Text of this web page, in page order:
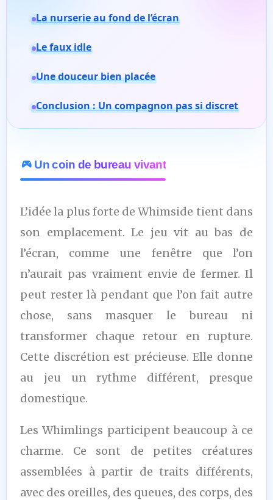
La nurserie au fond de l’écran
Le faux idle
Une douceur bien placée
Conclusion : Un compagnon pas si discret
Un coin de bureau vivant
L’idée la plus forte de Whimside tient dans
son emplacement. Le jeu vit au bas de
l’écran, comme une fenêtre que l’on
n’aurait pas vraiment envie de fermer. Il
peut rester là pendant que l’on fait autre
chose, sans masquer le bureau ni
transformer chaque retour en rupture.
Cette discrétion est précieuse. Elle donne
au jeu un rythme différent, presque
domestique.
Les Whimlings participent beaucoup à ce
charme. Ce sont de petites créatures
assemblées à partir de traits différents,
avec des oreilles, des queues, des corps, des